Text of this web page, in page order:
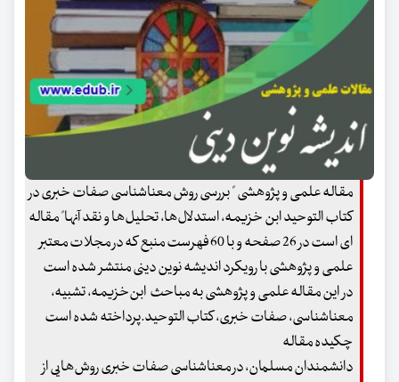
مقاله علمی و پژوهشی " بررسی روش معناشناسی صفات خبری در
کتاب التوحید ابن خزیمه، استدلال‌ها، تحلیل‌ها و نقد آنها" مقاله
ای است در 26 صفحه و با 60 فهرست منبع که در مجلات معتبر
علمی و پژوهشی با رویکرد اندیشه نوین دینی منتشر شده است
در این مقاله علمی و پژوهشی به مباحث ابن‌خزیمه، تشبیه،
معناشناسی، صفات خبری، کتاب التوحید.پرداخته شده است
چکیده مقاله
دانشمندان مسلمان، در معناشناسی صفات خبری روش‌هایی از